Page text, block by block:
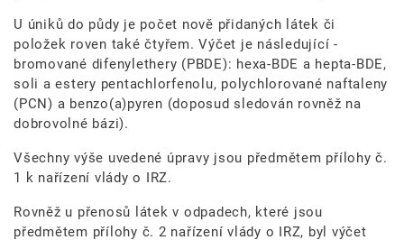
U úniků do půdy je počet nově přidaných látek či
položek roven také čtyřem. Výčet je následující -
bromované difenylethery (PBDE): hexa-BDE a hepta-BDE,
soli a estery pentachlorfenolu, polychlorované naftaleny
(PCN) a benzo(a)pyren (doposud sledován rovněž na
dobrovolné bázi).
Všechny výše uvedené úpravy jsou předmětem přílohy č.
1 k nařízení vlády o IRZ.
Rovněž u přenosů látek v odpadech, které jsou
předmětem přílohy č. 2 nařízení vlády o IRZ, byl výčet